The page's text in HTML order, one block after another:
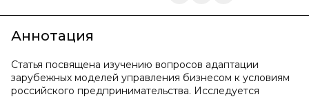
Аннотация
Статья посвящена изучению вопросов адаптации
зарубежных моделей управления бизнесом к условиям
российского предпринимательства. Исследуется